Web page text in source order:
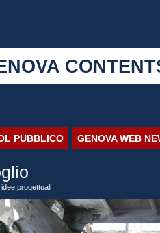
PUBBLICO GENOVA WEB
progettuali